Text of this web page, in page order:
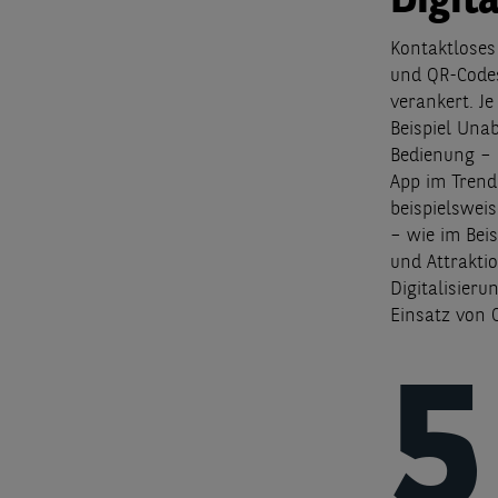
und QR-
verankert.
Beispiel
Bedienung
App im
– wie im
und
Einsatz von